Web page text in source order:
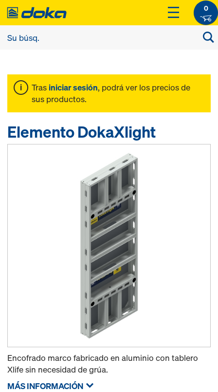
0
Tras iniciar sesión, podrá ver los precios de
sus productos.
Elemento DokaXlight
Encofrado marco fabricado en aluminio con tablero
Xlife sin necesidad de grúa.
MÁS INFORMACIÓN